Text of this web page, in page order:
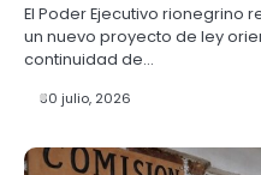
El Poder Ejecutivo rionegrino
un nuevo proyecto de ley
continuidad de…
30 julio, 2026